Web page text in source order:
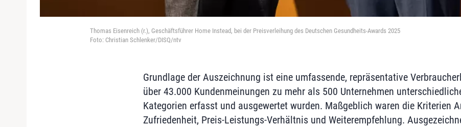
Thomas Eisenreich (r.), Geschäftsführer Home Instead, bei der Preisverleihung des Deutschen Gesundheits-Awards 2025
Foto: Christian Schlenker/DISQ/ntv
Grundlage der Auszeichnung ist eine umfassende, repräsentative
über 43.000 Kundenmeinungen zu mehr als 500 Unternehmen
Kategorien erfasst und ausgewertet wurden. Maßgeblich waren die Kriterien
Zufriedenheit, Preis-Leistungs-Verhältnis und Weiterempfehlung.